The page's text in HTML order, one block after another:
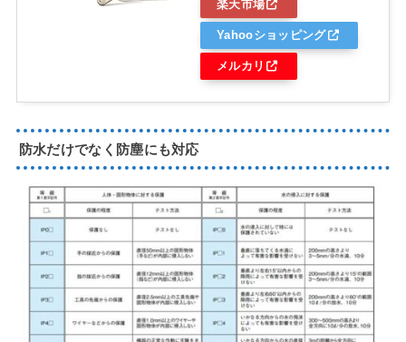
楽天市場
Yahooショッピング
メルカリ
防水だけでなく防塵にも対応